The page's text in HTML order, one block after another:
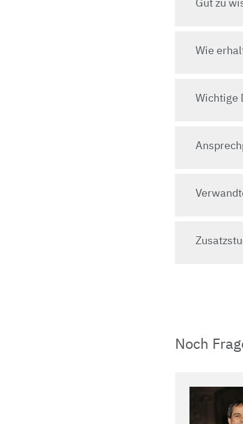
Wie
Wichtige
Noch